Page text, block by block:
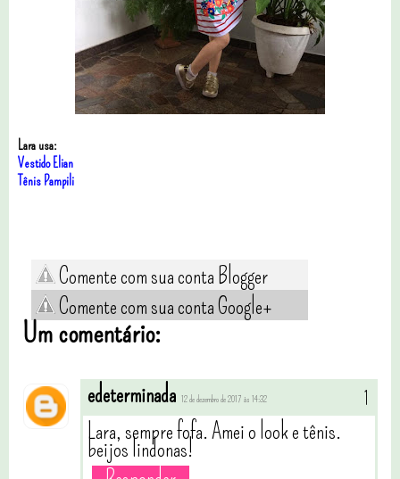
Lara usa:
Vestido Elian
Tênis Pampili
Comente com sua conta Blogger
Comente com sua conta Google+
Um comentário:
edeterminada 12 de dezembro de 2017 às 14:32
Lara, sempre fofa. Amei o look e tênis.
beijos lindonas!